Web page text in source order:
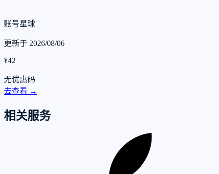
账号星球
更新于 2026/08/06
¥42
无优惠码
去查看 →
相关服务